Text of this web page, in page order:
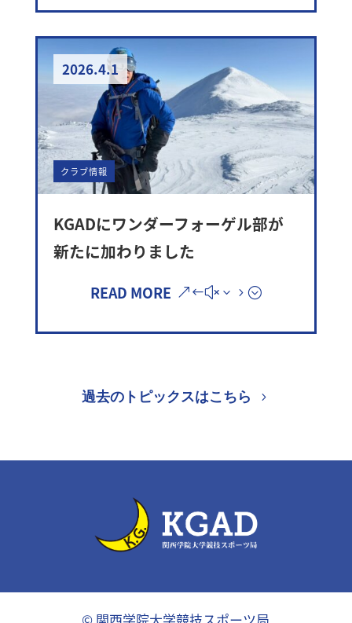
2026.4.1
クラブ情報
KGADにワンダーフォーゲル部が
新たに加わりました
READ MORE
過去のトピックスはこちら